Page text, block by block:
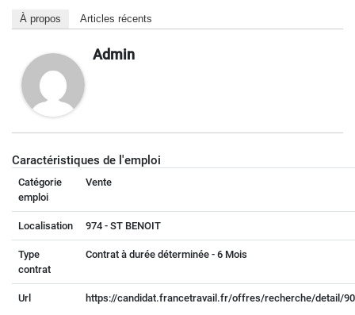
À propos Articles récents
Admin
Caractéristiques de l'emploi
Catégorie
emploi
Vente
Localisation 974 - ST BENOIT
Type
contrat
Contrat à durée déterminée - 6 Mois
Url https://candidat.francetravail.fr/offres/recherche/detail/